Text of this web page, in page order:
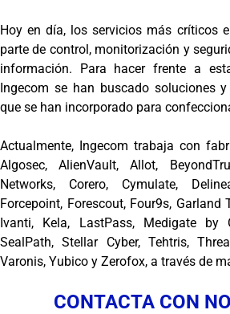
Hoy en día, los servicios más críticos
parte de control, monitorización y
información. Para hacer frente a
Ingecom se han buscado soluciones
que se han incorporado para
Actualmente, Ingecom trabaja con
Algosec, AlienVault, Allot,
Networks, Corero, Cymulate,
Forcepoint, Forescout, Four9s, Garland
Ivanti, Kela, LastPass, Medigate by
SealPath, Stellar Cyber, Tehtris,
Varonis, Yubico y Zerofox, a través de
CONTACTA CON